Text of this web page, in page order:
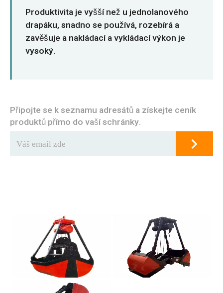
Produktivita je vyšší než u jednolanového
drapáku, snadno se používá, rozebírá a
zavěšuje a nakládací a vykládací výkon je
vysoký.
Připojte se k seznamu adresátů a získejte ceník
produktů přímo do vaší schránky.